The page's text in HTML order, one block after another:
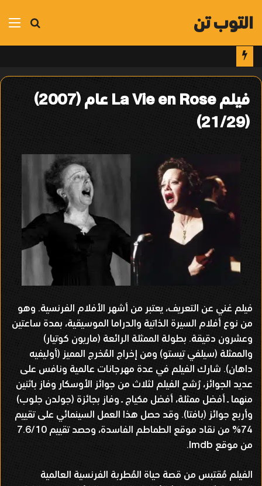
بحث
التوب تن
فيلم La Vie en Rose عام (2007)
(21/29)
فيلم غني عن التعريف، يعتبر من أشهر الأفلام الفرنسية. وهو
من نوع أفلام السيرة الذاتية والدراما الموسيقية، بمدة ساعتين
وعشرون دقيقة. بطولة الممثلة الرائعة (ماريون كوتيار)
والممثلة (سيلفي تيستو) ومن إخراج المُخرج المميز (أوليفيه
داهان). شارك الفيلم في عدة مهرجانات عالمية ونافس على
عديد الجوائز، رُشح الفيلم لثلاث من جوائز الأوسكار وفاز باثنين
منهما ــ أفضل ممثلة، أفضل مكياج ــ وفاز بجائزة (جولدن جلوب)
وأربع جوائز (بافتا). وقد حصل هذا العمل السينمائي على تقييم
74% من نقاد موقع الطماطم الفاسدة، وحصد تقييم 7.6/10
من موقع Imdb.
الفيلم مُقتبس من قصة حياة المُطربة الفرنسية العالمية